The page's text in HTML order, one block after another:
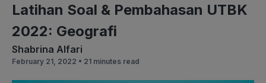
Latihan Soal & Pembahasan UTBK
2022: Geografi
Shabrina Alfari
February 21, 2022 • 21 minutes read